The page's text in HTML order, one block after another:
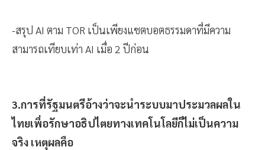
-สรุป AI ตาม TOR เป็นเพียงแชตบอตธรรมดาที่มีความ
สามารถเทียบเท่า AI เมื่อ 2 ปีก่อน
3.การที่รัฐมนตรีอ้างว่าจะนำระบบมาประมวลผลใน
ไทยเพื่อรักษาอธิปไตยทางเทคโนโลยีก็ไม่เป็นความ
จริง เหตุผลคือ